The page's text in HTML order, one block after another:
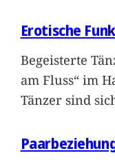
Erotische
Begeisterte
am Fluss“ im
Tänzer sind